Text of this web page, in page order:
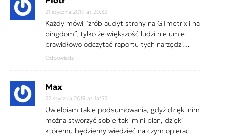
21 stycznia 2019 at 20:32
Każdy mówi “zrób audyt strony na GTmetrix i na
pingdom”, tylko że większość ludzi nie umie
prawidłowo odczytać raportu tych narzędzi…
Odpowiedz
Max
22 stycznia 2019 at 14:55
Uwielbiam takie podsumowania, gdyż dzięki nim
można stworzyć sobie taki mini plan, dzięki
któremu będziemy wiedzieć na czym opierać